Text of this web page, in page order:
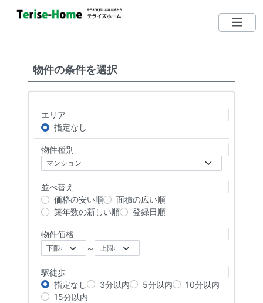
075-712-5185
営業時間：10：00〜19：00
左京区で売りたい
左京区ってどんな街？
リクエスト登録
物件の条件を選択
エリア
指定なし
物件種別
並べ替え
価格の安い順
面積の広い順
築年数の新しい順
登録日順
物件価格
～
駅徒歩
指定なし
3分以内 5分以内
10分以内
15分以内